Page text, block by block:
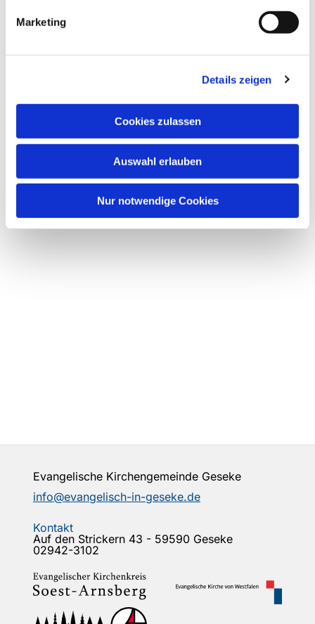
Marketing
Details zeigen
Cookies zulassen
Auswahl erlauben
Nur notwendige Cookies
Dies könnte Sie auch
interessieren
Evangelische Kirchengemeinde Geseke
info@evangelisch-in-geseke.de
Kontakt
Auf den Strickern 43 - 59590 Geseke
02942-3102